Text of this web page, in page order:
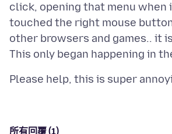
click, opening that menu when
touched the right mouse
other browsers and games.. it
所有回覆 (1)